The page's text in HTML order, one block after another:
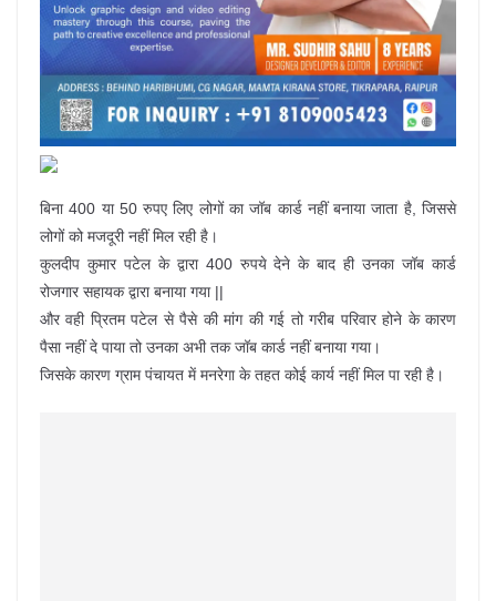
बिना 400 या 50 रुपए लिए लोगों का जॉब कार्ड नहीं बनाया जाता है, जिससे
लोगों को मजदूरी नहीं मिल रही है।
कुलदीप कुमार पटेल के द्वारा 400 रुपये देने के बाद ही उनका जॉब कार्ड
रोजगार सहायक द्वारा बनाया गया ||
और वही प्रितम पटेल से पैसे की मांग की गई तो गरीब परिवार होने के कारण
पैसा नहीं दे पाया तो उनका अभी तक जॉब कार्ड नहीं बनाया गया।
जिसके कारण ग्राम पंचायत में मनरेगा के तहत कोई कार्य नहीं मिल पा रही है।